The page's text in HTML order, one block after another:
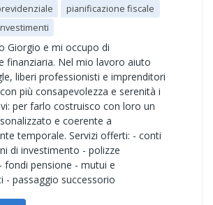
pianificazione fiscale
Giorgio e mi occupo di
finanziaria. Nel mio lavoro aiuto
liberi professionisti e imprenditori
più consapevolezza e serenità i
per farlo costruisco con loro un
e coerente a
temporale. Servizi offerti: - conti
di investimento - polizze
fondi pensione - mutui e
- passaggio successorio